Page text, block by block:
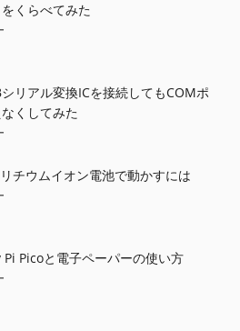
くらべてみた
シリアル変換ICを接続してもCOMポ
くしてみた
チウムイオン電池で動かすには
Picoと電子ペーパーの使い方